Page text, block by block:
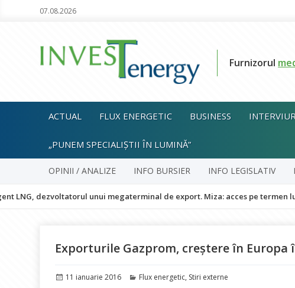
07.08.2026
Furnizorul
ACTUAL FLUX ENERGETIC BUSINESS
„PUNEM SPECIALIȘTII ÎN LUMINĂ”
OPINII / ANALIZE INFO BURSIER INFO LEGISLATIV
unui megaterminal de export. Miza: acces pe termen lung la
Exporturile Gazprom, creștere în Europa
Publicat
11 ianuarie 2016 Categorii
Flux energetic, Stiri externe